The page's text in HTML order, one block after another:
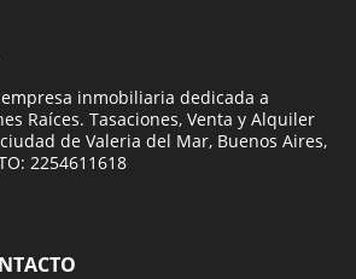
inmobiliaria dedicada a
Raíces. Tasaciones, Venta y Alquiler
de Valeria del Mar, Buenos Aires,
2254611618